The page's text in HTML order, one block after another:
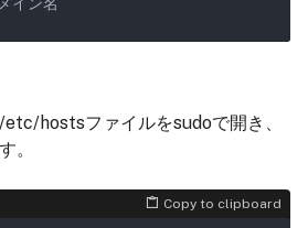
hostsファイルをsudoで開き、
。
Copy to clipboard